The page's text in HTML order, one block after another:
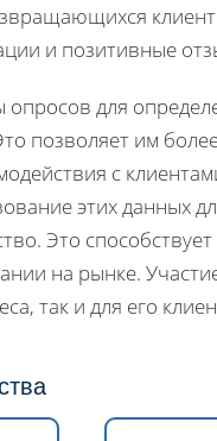
и позитивные
опросов для
позволяет им
с
этих данных
Это
на рынке.
так и для его